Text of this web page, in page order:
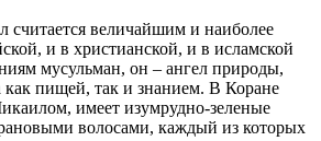
считается величайшим и наиболее
и в христианской, и в исламской
мусульман, он – ангел природы,
пищей, так и знанием. В Коране
имеет изумрудно-зеленые
волосами, каждый из которых